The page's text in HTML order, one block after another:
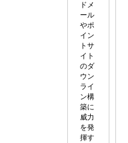
ドメ
ール
やポ
イン
トサ
イト
のダ
ウン
ライ
ン構
築に
威力
を発
揮す